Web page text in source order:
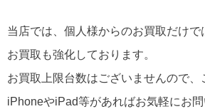
当店では、個人様からのお買取だけ
お買取も強化しております。
お買取上限台数はございませんので、
iPhoneやiPad等があればお気軽にお問